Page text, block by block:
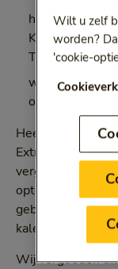
het ongeval
Keuze Start,
Tand had
wij vergoeden
ongeval
Heeft u naast
Extra ook
vergoedingen uit
optellen. U kunt
gebruiken. En
kalenderjaar.
Wij vergoeden
Wilt u zelf
worden?
'cookie-